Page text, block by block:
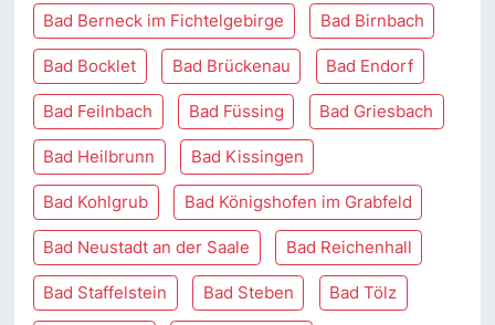
Bad Berneck im Fichtelgebirge Bad Birnbach
Bad Bocklet Bad Brückenau Bad Endorf
Bad Feilnbach Bad Füssing Bad Griesbach
Bad Heilbrunn Bad Kissingen
Bad Kohlgrub Bad Königshofen im Grabfeld
Bad Neustadt an der Saale Bad Reichenhall
Bad Staffelstein Bad Steben Bad Tölz